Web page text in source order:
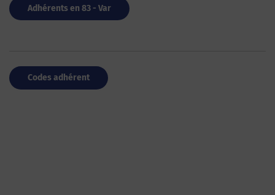
Adhérents en 83 - Var
Codes adhérent